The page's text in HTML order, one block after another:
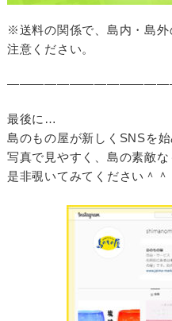
※送料の関係で、島内・島
注意ください。
最後に…
島のもの屋が新しくSNSを始
写真で見やすく、島の素敵な
是非覗いてみてください＾＾